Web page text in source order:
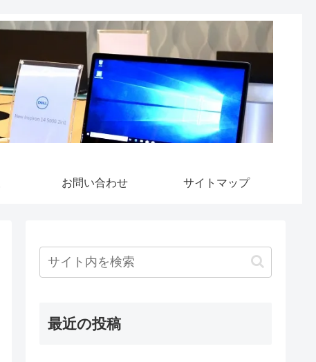
お問い合わせ サイトマップ
最近の投稿